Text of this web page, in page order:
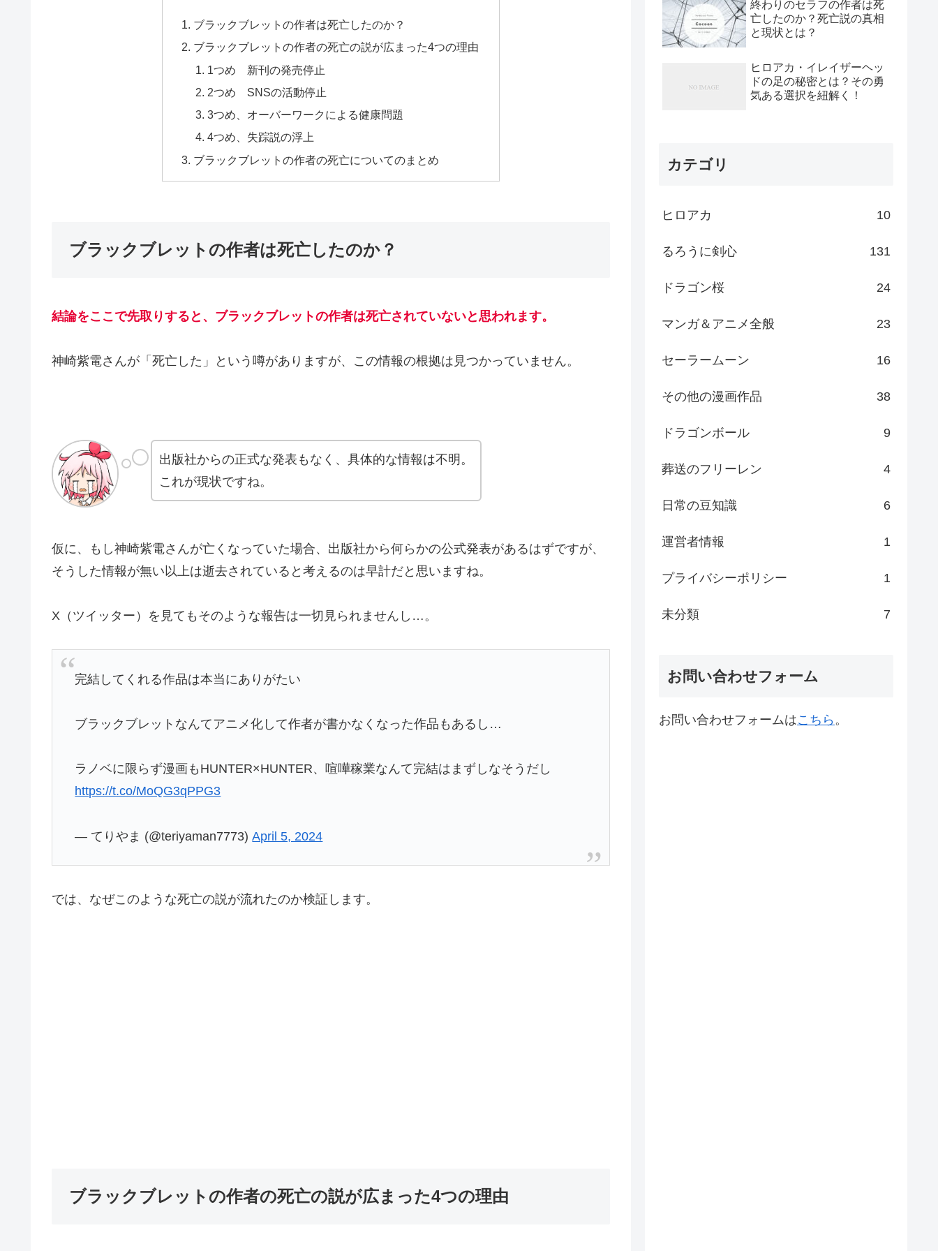
ブラックブレットの作者は死亡したのか？
ブラックブレットの作者の死亡の説が広まった4つの理由
1つめ 新刊の発売停止
2つめ SNSの活動停止
3つめ、オーバーワークによる健康問題
4つめ、失踪説の浮上
ブラックブレットの作者の死亡についてのまとめ
ブラックブレットの作者は死亡したのか？
結論をここで先取りすると、ブラックブレットの作者は死亡されていないと思われます。
神崎紫電さんが「死亡した」という噂がありますが、この情報の根拠は見つかっていません。
出版社からの正式な発表もなく、具体的な情報は不明。
これが現状ですね。
仮に、もし神崎紫電さんが亡くなっていた場合、出版社から何らかの公式発表があるはずですが、
そうした情報が無い以上は逝去されていると考えるのは早計だと思いますね。
X（ツイッター）を見てもそのような報告は一切見られませんし…。
完結してくれる作品は本当にありがたい
ブラックブレットなんてアニメ化して作者が書かなくなった作品もあるし…
ラノベに限らず漫画もHUNTER×HUNTER、喧嘩稼業なんて完結はまずしなそうだし
https://t.co/MoQG3qPPG3
— てりやま (@teriyaman7773)April 5, 2024
では、なぜこのような死亡の説が流れたのか検証します。
ブラックブレットの作者の死亡の説が広まった4つの理由
終わりのセラフの作者は死
亡したのか？死亡説の真相
と現状とは？
ヒロアカ・イレイザーヘッ
ドの足の秘密とは？その勇
気ある選択を紐解く！
カテゴリ
ヒロアカ 10
るろうに剣心 131
ドラゴン桜 24
マンガ＆アニメ全般 23
セーラームーン 16
その他の漫画作品 38
ドラゴンボール 9
葬送のフリーレン 4
日常の豆知識 6
運営者情報 1
プライバシーポリシー 1
未分類 7
お問い合わせフォーム
お問い合わせフォームはこちら 。